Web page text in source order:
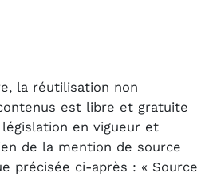
la réutilisation non
est libre et gratuite
en vigueur et
de la mention de source
précisée ci-après : « Source